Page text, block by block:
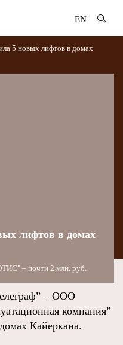
EN
5 новых лифтов в домах
лифтов в домах
– почти 2 млн. руб.
– ООО
компания”
Кайеркана.